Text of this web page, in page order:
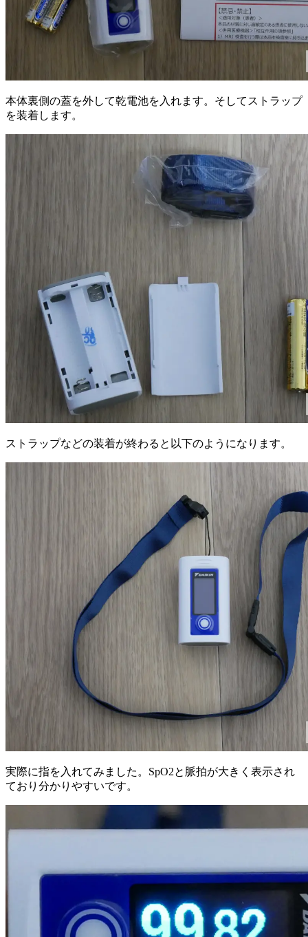
本体裏側の蓋を外して乾電池を入れます。そしてストラップ
を装着します。
ストラップなどの装着が終わると以下のようになります。
実際に指を入れてみました。SpO2と脈拍が大きく表示され
ており分かりやすいです。